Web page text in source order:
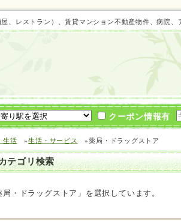
レストラン）、賃貸マンション不動産物件、病院
クーポン情報有
生活 »生活・サービス »薬局・ドラッグストア
テゴリ検索
局・ドラッグストア」を選択しています。